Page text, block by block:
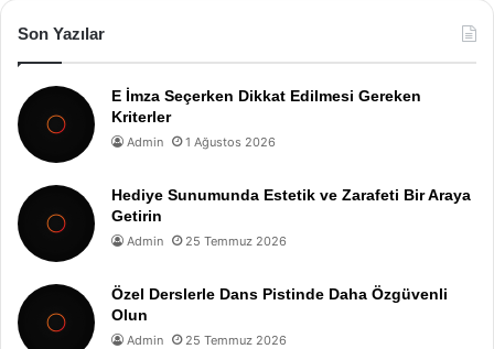
Son Yazılar
E İmza Seçerken Dikkat Edilmesi Gereken
Kriterler
Admin 1 Ağustos 2026
Hediye Sunumunda Estetik ve Zarafeti Bir Araya
Getirin
Admin 25 Temmuz 2026
Özel Derslerle Dans Pistinde Daha Özgüvenli
Olun
Admin 25 Temmuz 2026